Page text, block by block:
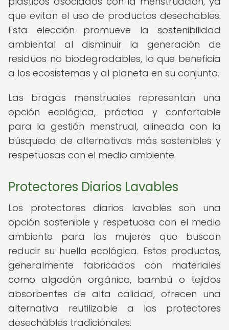
que evitan el uso de productos desechables.
Esta elección promueve la sostenibilidad
ambiental al disminuir la generación de
residuos no biodegradables, lo que beneficia
a los ecosistemas y al planeta en su conjunto.
Las bragas menstruales representan una
opción ecológica, práctica y confortable
para la gestión menstrual, alineada con la
búsqueda de alternativas más sostenibles y
respetuosas con el medio ambiente.
Protectores Diarios Lavables
Los protectores diarios lavables son una
opción sostenible y respetuosa con el medio
ambiente para las mujeres que buscan
reducir su huella ecológica. Estos productos,
generalmente fabricados con materiales
como algodón orgánico, bambú o tejidos
absorbentes de alta calidad, ofrecen una
alternativa reutilizable a los protectores
desechables tradicionales.